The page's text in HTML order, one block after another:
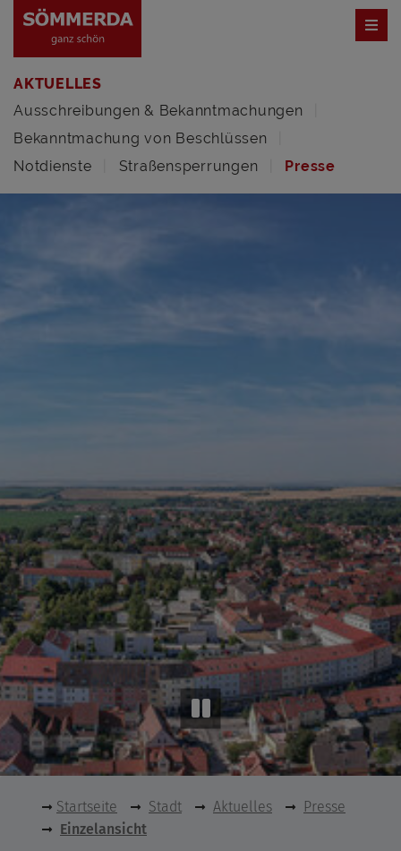
AKTUELLES
Ausschreibungen & Bekanntmachungen
Bekanntmachung von Beschlüssen
Notdienste
Straßensperrungen Presse
Startseite Stadt Aktuelles
Presse
Einzelansicht